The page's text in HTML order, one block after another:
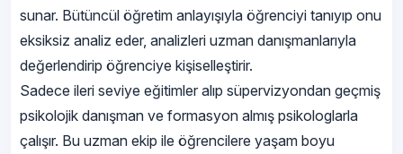
sunar. Bütüncül öğretim anlayışıyla öğrenciyi tanıyıp onu
eksiksiz analiz eder, analizleri uzman danışmanlarıyla
değerlendirip öğrenciye kişiselleştirir.
Sadece ileri seviye eğitimler alıp süpervizyondan geçmiş
psikolojik danışman ve formasyon almış psikologlarla
çalışır. Bu uzman ekip ile öğrencilere yaşam boyu